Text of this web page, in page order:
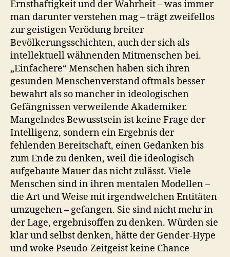
Ernsthaftigkeit und der Wahrheit – was immer
man darunter verstehen mag – trägt zweifellos
zur geistigen Verödung breiter
Bevölkerungsschichten, auch der sich als
intellektuell wähnenden Mitmenschen bei.
„Einfachere“ Menschen haben sich ihren
gesunden Menschenverstand oftmals besser
bewahrt als so mancher in ideologischen
Gefängnissen verweilende Akademiker.
Mangelndes Bewusstsein ist keine Frage der
Intelligenz, sondern ein Ergebnis der
fehlenden Bereitschaft, einen Gedanken bis
zum Ende zu denken, weil die ideologisch
aufgebaute Mauer das nicht zulässt. Viele
Menschen sind in ihren mentalen Modellen –
die Art und Weise mit irgendwelchen Entitäten
umzugehen – gefangen. Sie sind nicht mehr in
der Lage, ergebnisoffen zu denken. Würden sie
klar und selbst denken, hätte der Gender-Hype
und woke Pseudo-Zeitgeist keine Chance